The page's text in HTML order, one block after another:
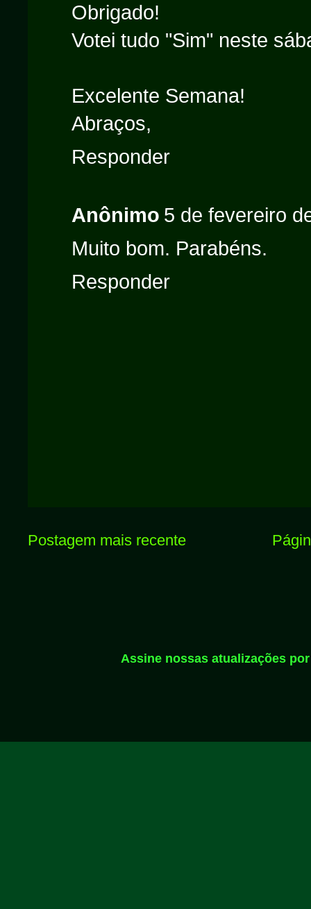
Obrigado!
Votei tudo "Sim" neste
Excelente Semana!
Abraços,
Responder
Anônimo 5 de fevereiro
Muito bom. Parabéns.
Responder
Postagem mais recente
Assine nossas atualizações